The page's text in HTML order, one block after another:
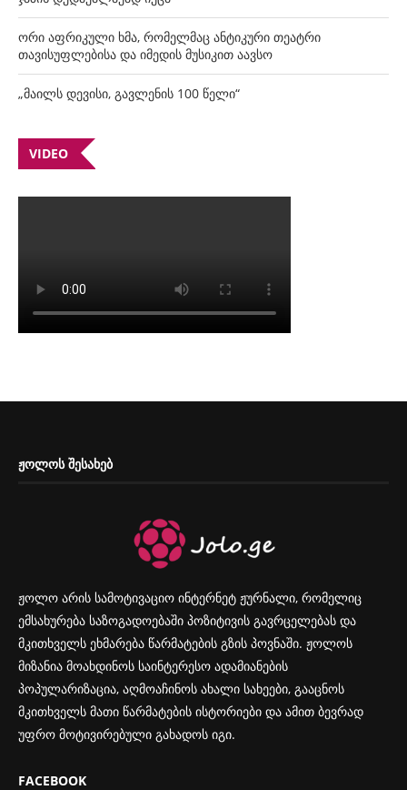
ორი აფრიკული ხმა, რომელმაც ანტიკური თეატრი
თავისუფლებისა და იმედის მუსიკით აავსო
„მაილს დევისი, გავლენის 100 წელი“
VIDEO
ᲟᲝᲚᲝᲡ ᲨᲔᲡᲐᲮᲔᲑ
ჟოლო არის სამოტივაციო ინტერნეტ ჟურნალი, რომელიც
ემსახურება საზოგადოებაში პოზიტივის გავრცელებას და
მკითხველს ეხმარება წარმატების გზის პოვნაში. ჟოლოს
მიზანია მოახდინოს საინტერესო ადამიანების
პოპულარიზაცია, აღმოაჩინოს ახალი სახეები, გააცნოს
მკითხველს მათი წარმატების ისტორიები და ამით ბევრად
უფრო მოტივირებული გახადოს იგი.
FACEBOOK